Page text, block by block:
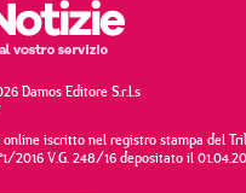
Damos Editore S.r.l.s
iscritto nel registro stampa del
2016 V.G. 248/16 depositato il